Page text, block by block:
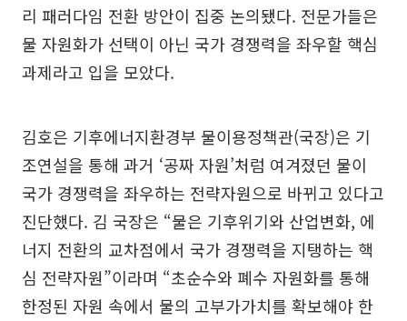
리 패러다임 전환 방안이 집중 논의됐다. 전문가들은
물 자원화가 선택이 아닌 국가 경쟁력을 좌우할 핵심
과제라고 입을 모았다.
김호은 기후에너지환경부 물이용정책관(국장)은 기
조연설을 통해 과거 ‘공짜 자원’처럼 여겨졌던 물이
국가 경쟁력을 좌우하는 전략자원으로 바뀌고 있다고
진단했다. 김 국장은 “물은 기후위기와 산업변화, 에
너지 전환의 교차점에서 국가 경쟁력을 지탱하는 핵
심 전략자원”이라며 “초순수와 폐수 자원화를 통해
한정된 자원 속에서 물의 고부가가치를 확보해야 한